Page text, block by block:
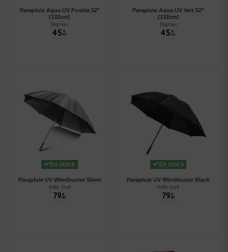
Parapluie Aqua UV Fushia 52"
(132cm)
Bigmax
45 €
00
Parapluie Aqua UV Vert 52"
(132cm)
Bigmax
45 €
00
En stock
Parapluie UV Windbuster Silver
Kiffe Golf
79 €
00
En stock
Parapluie UV Windbuster Black
Kiffe Golf
79 €
00